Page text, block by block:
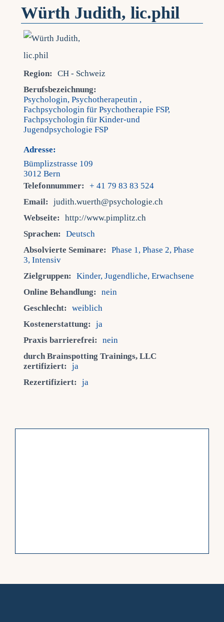
Würth Judith, lic.phil
Region:
CH - Schweiz
Berufsbezeichnung:
Psychologin, Psychotherapeutin ,
Fachpsychologin für Psychotherapie FSP,
Fachpsychologin für Kinder-und
Jugendpsychologie FSP
Adresse:
Bümplizstrasse 109
3012 Bern
Telefonnummer:
+ 41 79 83 83 524
Email:
judith.wuerth@psychologie.ch
Webseite:
http://www.pimplitz.ch
Sprachen:
Deutsch
Absolvierte Seminare:
Phase 1, Phase 2, Phase
3, Intensiv
Zielgruppen:
Kinder, Jugendliche, Erwachsene
Online Behandlung:
nein
Geschlecht:
weiblich
Kostenerstattung:
ja
Praxis barrierefrei:
nein
durch Brainspotting Trainings, LLC
zertifiziert:
ja
Rezertifiziert:
ja